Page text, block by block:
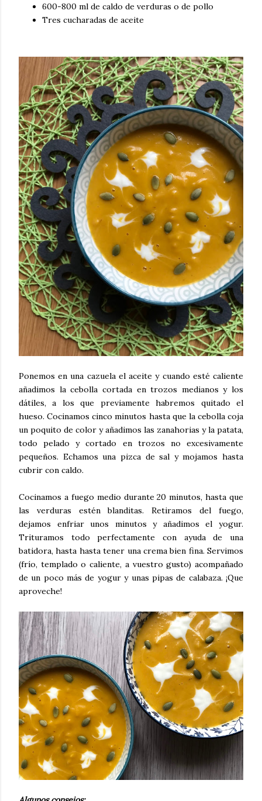
600-800 ml de caldo de verduras o de pollo
Tres cucharadas de aceite
Ponemos en una cazuela el aceite y cuando esté caliente
añadimos la cebolla cortada en trozos medianos y los
dátiles, a los que previamente habremos quitado el
hueso. Cocinamos cinco minutos hasta que la cebolla coja
un poquito de color y añadimos las zanahorias y la patata,
todo pelado y cortado en trozos no excesivamente
pequeños. Echamos una pizca de sal y mojamos hasta
cubrir con caldo.
Cocinamos a fuego medio durante 20 minutos, hasta que
las verduras estén blanditas. Retiramos del fuego,
dejamos enfriar unos minutos y añadimos el yogur.
Trituramos todo perfectamente con ayuda de una
batidora, hasta hasta tener una crema bien fina. Servimos
(frío, templado o caliente, a vuestro gusto) acompañado
de un poco más de yogur y unas pipas de calabaza. ¡Que
aproveche!